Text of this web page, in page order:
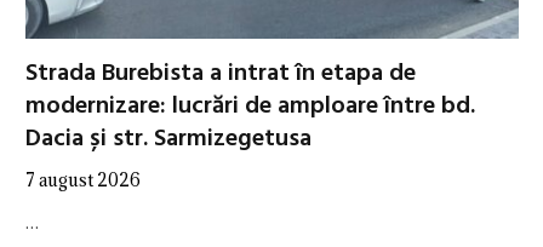
Strada Burebista a intrat în etapa de
modernizare: lucrări de amploare între bd.
Dacia și str. Sarmizegetusa
7 august 2026
…